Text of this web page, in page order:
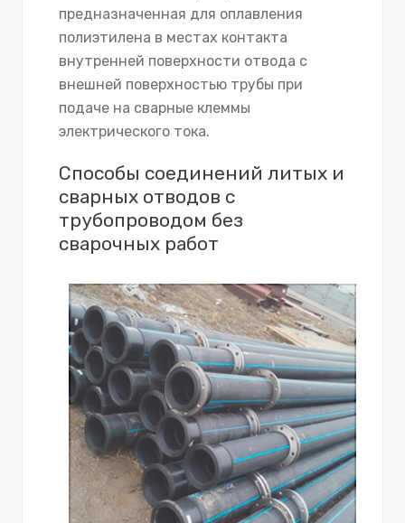
предназначенная для оплавления
полиэтилена в местах контакта
внутренней поверхности отвода с
внешней поверхностью трубы при
подаче на сварные клеммы
электрического тока.
Способы соединений литых и
сварных отводов с
трубопроводом без
сварочных работ